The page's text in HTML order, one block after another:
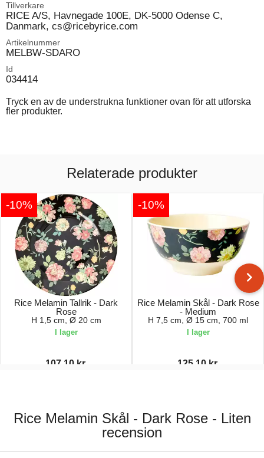
Tillverkare
RICE A/S, Havnegade 100E, DK-5000 Odense C,
Danmark, cs@ricebyrice.com
Artikelnummer
MELBW-SDARO
Id
034414
Tryck en av de understrukna funktioner ovan för att utforska
fler produkter.
Relaterade produkter
-10%
Rice Melamin Tallrik - Dark
Rose
H 1,5 cm, Ø 20 cm
I lager
107,10 kr.
-10%
Rice Melamin Skål - Dark Rose
- Medium
H 7,5 cm, Ø 15 cm, 700 ml
I lager
125,10 kr.
Rice Melamin Skål - Dark Rose - Liten
recension